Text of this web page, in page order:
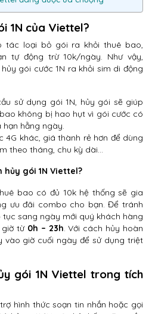
1N của Viettel?
tác loại bỏ gói ra khỏi thuê bao,
tự động trừ 10k/ngày. Như vậy,
gói cước 1N ra khỏi sim di động
sử dụng gói 1N, hủy gói sẽ giúp
không bị hao hụt vì gói cước có
hằng ngày.
4G khác, giá thành rẻ hơn để dùng
theo tháng, chu kỳ dài…
gói 1N Viettel?
bao có đủ 10k hệ thống sẽ gia
ưu đãi combo cho bạn. Để tránh
sang ngày mới quý khách hàng
giờ từ 0h – 23h. Với cách hủy hoàn
giờ cuối ngày để sử dụng triệt
gói 1N Viettel trong tích
hình thức soạn tin nhắn hoặc gọi